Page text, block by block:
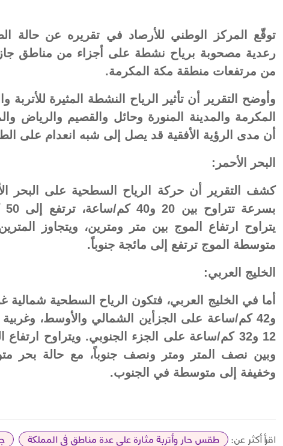
توقّع المركز الوطني للأرصاد في تقريره عن حالة
رعدية مصحوبة برياح نشطة على أجزاء من مناطق
من مرتفعات منطقة مكة المكرمة.
وأوضح التقرير أن تأثير الرياح النشطة المثيرة
المكرمة والمدينة المنورة وحائل والقصيم والرياض
أن مدى الرؤية الأفقية قد يصل إلى شبه انعدام على
البحر الأحمر:
كشف التقرير أن حركة الرياح السطحية على البحر
يتراوح ارتفاع الموج بين متر ومترين، ويتجاوز
متوسطة الموج ترتفع إلى مائجة جنوباً.
الخليج العربي:
و42 كم/ساعة على الجزأين الشمالي والأوسط،
12 و32 كم/ساعة على الجزء الجنوبي. ويتراوح
وبين نصف المتر ومتر ونصف جنوباً، مع حالة بحر
وخفيفة إلى متوسطة في الجنوب.
اقرأ أكثر عن: طقس حار وأتربة مثارة على عدة مناطق في المملكة